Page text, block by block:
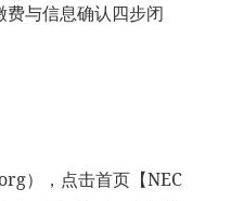
与信息确认四步闭
），点击首页【NEC